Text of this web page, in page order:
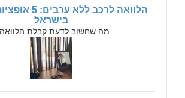
הלוואה לרכב
בישראל
מה שחשוב לדעת קבלת